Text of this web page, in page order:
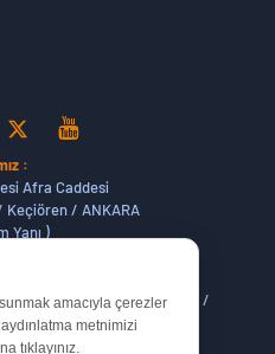
amacıyla çerezler
metnimizi
tıklayınız.
:
Afra Caddesi
Keçiören / ANKARA
Yanı )
Binamız :
No:14 (06420) Bakanlıklar /